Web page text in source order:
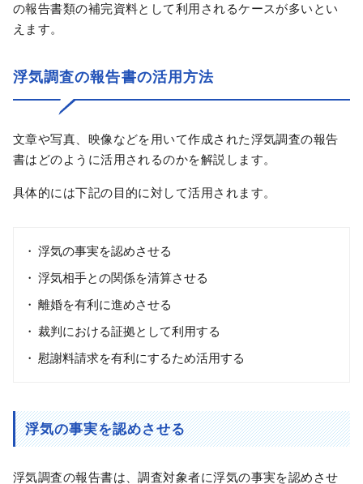
の報告書類の補完資料として利用されるケースが多いとい
えます。
浮気調査の報告書の活用方法
文章や写真、映像などを用いて作成された浮気調査の報告
書はどのように活用されるのかを解説します。
具体的には下記の目的に対して活用されます。
浮気の事実を認めさせる
浮気相手との関係を清算させる
離婚を有利に進めさせる
裁判における証拠として利用する
慰謝料請求を有利にするため活用する
浮気の事実を認めさせる
浮気調査の報告書は、調査対象者に浮気の事実を認めさせ